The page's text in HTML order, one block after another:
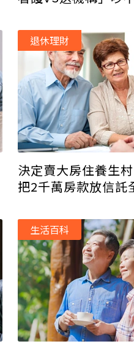
決定賣大房住養生
把2千萬房款放信託
退休理財
生活百科